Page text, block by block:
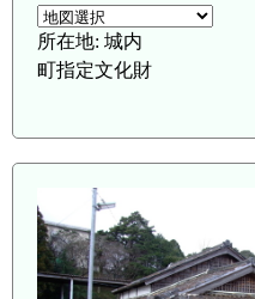
所在地: 城内
町指定文化財